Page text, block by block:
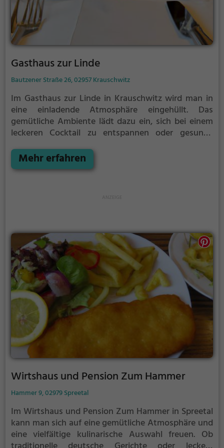
Gasthaus zur Linde
Bautzener Straße 26, 02957 Krauschwitz
Im Gasthaus zur Linde in Krauschwitz wird man in
eine einladende Atmosphäre eingehüllt. Das
gemütliche Ambiente lädt dazu ein, sich bei einem
leckeren Cocktail zu entspannen oder gesunde
einem köstlichen Frühstück beginnen und den
Abend mit einer vielfältigen Auswahl an Getränken
Mehr erfahren
Wirtshaus und Pension Zum Hammer
Hammer 9, 02979 Spreetal
Im Wirtshaus und Pension Zum Hammer in Spreetal
kann man sich auf eine gemütliche Atmosphäre und
eine vielfältige kulinarische Auswahl freuen. Ob